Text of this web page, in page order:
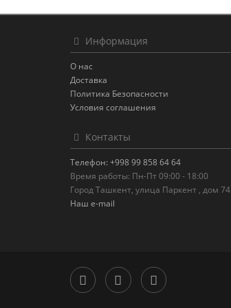
Информация
О нас
Доставка
Политика Безопасности
Условия соглашения
Контакты
Телефон: +998 99 858 64 64
Время работы: Пн-Пт 09:00 - 18:00
Город Ташкент, улица Паркент , дом 74
Наш e-mail